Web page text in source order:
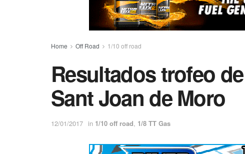
Home Off Road 1/10 off road
Resultados trofeo
Sant Joan de Moro
12/01/2017 in 1/10 off road, 1/8 TT Gas